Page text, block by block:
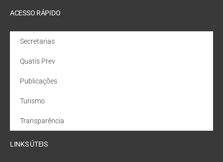
ACESSO RÁPIDO
Secretarias
Quatis Prev
Publicações
Turismo
Transparência
LINKS ÚTEIS